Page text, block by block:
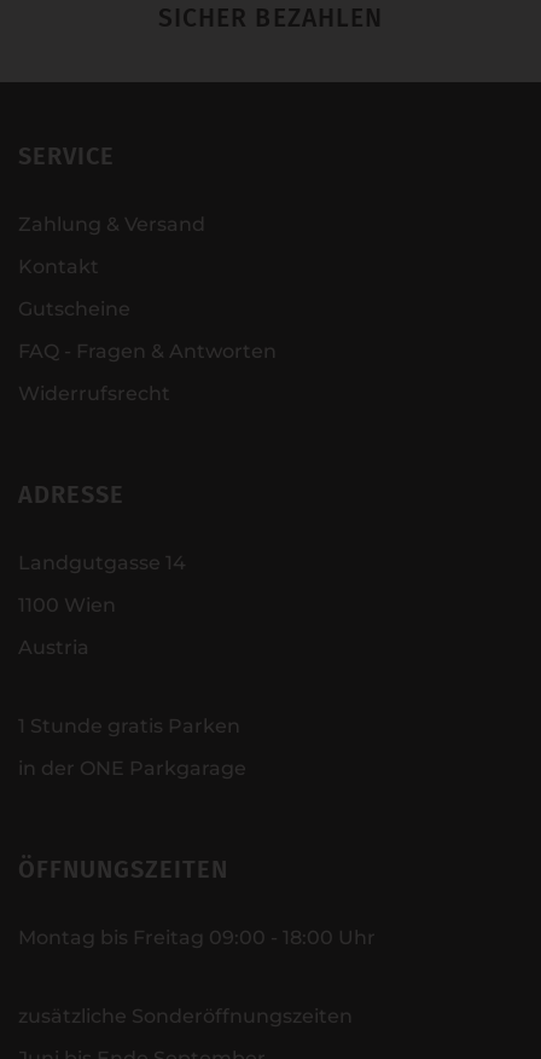
SICHER BEZAHLEN
SERVICE
Zahlung & Versand
Kontakt
Gutscheine
FAQ - Fragen & Antworten
Widerrufsrecht
ADRESSE
Landgutgasse 14
1100 Wien
Austria
1 Stunde gratis Parken
in der ONE Parkgarage
ÖFFNUNGSZEITEN
Montag bis Freitag 09:00 - 18:00 Uhr
zusätzliche Sonderöffnungszeiten